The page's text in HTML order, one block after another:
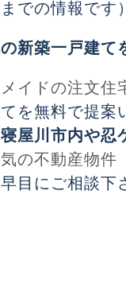
での情報です）
新築一戸建て
イドの注文住
を無料で提案
屋川市内や忍
気の不動産物件
目にご相談下